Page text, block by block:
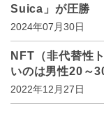
Suica」が圧勝
2024年07月30日
NFT（非代替性
いのは男性20～
2022年12月27日